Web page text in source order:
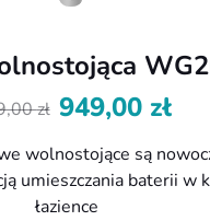
zł
Pierwotna
cena
wynosiła:
1199,00 zł.
949,00 zł
Aktualna
cena
wynosi:
949,00 zł.
wolnostojące są
umieszczania baterii w
łazience